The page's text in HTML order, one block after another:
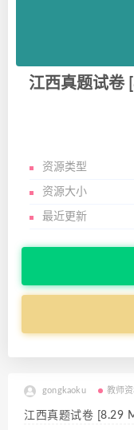
江西真题试卷
资源类型
资源大小
最近更新
gongkaoku 教师
江西真题试卷 [8.29